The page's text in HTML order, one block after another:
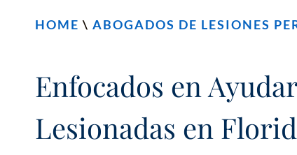
HOME \ ABOGADOS DE LESIONES
Enfocados en
Lesionadas en